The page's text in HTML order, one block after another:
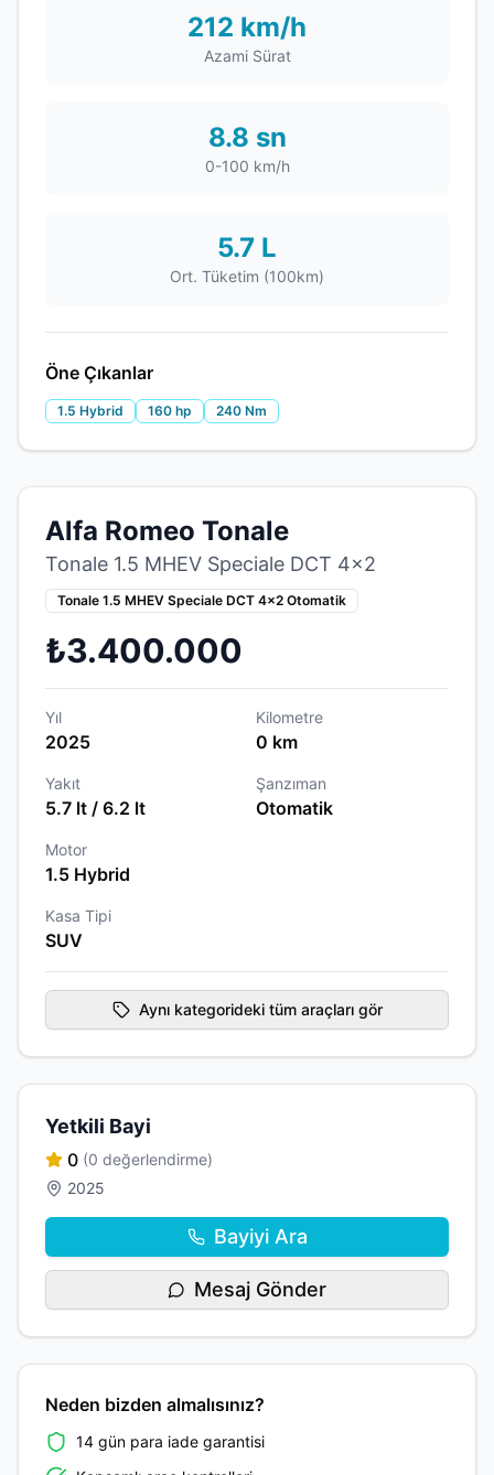
212 km/h
Azami Sürat
8.8 sn
0-100 km/h
5.7 L
Ort. Tüketim (100km)
Öne Çıkanlar
1.5 Hybrid 160 hp 240 Nm
Alfa Romeo Tonale
Tonale 1.5 MHEV Speciale DCT 4x2
Tonale 1.5 MHEV Speciale DCT 4x2 Otomatik
₺3.400.000
Yıl
2025
Kilometre
0 km
Yakıt
5.7 lt / 6.2 lt
Şanzıman
Otomatik
Motor
1.5 Hybrid
Kasa Tipi
SUV
Aynı kategorideki tüm araçları gör
Yetkili Bayi
0 (0 değerlendirme)
2025
Bayiyi Ara
Mesaj Gönder
Neden bizden almalısınız?
14 gün para iade garantisi